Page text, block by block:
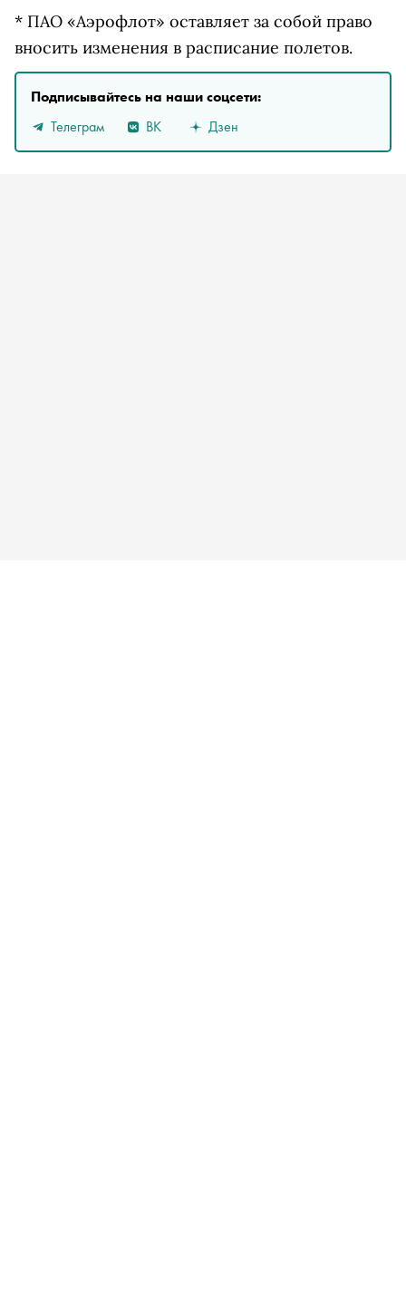
* ПАО «Аэрофлот» оставляет за собой право
вносить изменения в расписание полетов.
Подписывайтесь на наши соцсети:
Телеграм
ВК Дзен